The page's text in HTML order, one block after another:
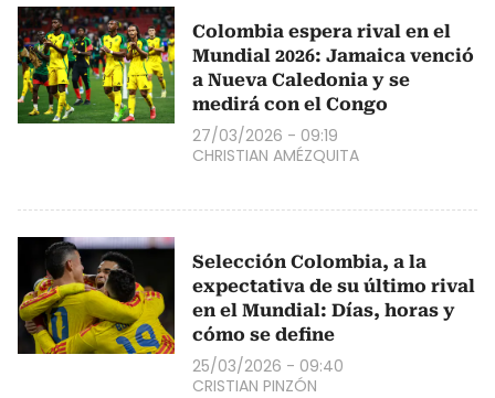
Colombia espera rival en el
Mundial 2026: Jamaica venció
a Nueva Caledonia y se
medirá con el Congo
27/03/2026 - 09:19
CHRISTIAN AMÉZQUITA
Selección Colombia, a la
expectativa de su último rival
en el Mundial: Días, horas y
cómo se define
25/03/2026 - 09:40
CRISTIAN PINZÓN